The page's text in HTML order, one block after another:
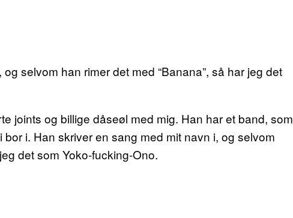
selvom han rimer det med “Banana”, så har jeg det
joints og billige dåseøl med mig. Han har et band, som
i. Han skriver en sang med mit navn i, og selvom
det som Yoko-fucking-Ono.